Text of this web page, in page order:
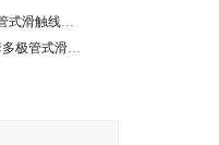
BHFS-5-10/50A塑壳多极管式滑触线适用领域
BHFS-4-25/100A塑料护套多极管式滑触线